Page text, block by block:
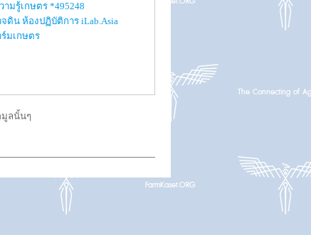
มรู้เกษตร *495248
ดิน ห้องปฏิบัติการ iLab.Asia
มเกษตร
มูลนั้นๆ